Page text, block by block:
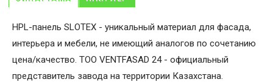
HPL-панель SLOTEX - уникальный материал для фасада,
интерьера и мебели, не имеющий аналогов по сочетанию
цена/качество. ТОО VENTFASAD 24 - официальный
представитель завода на территории Казахстана.